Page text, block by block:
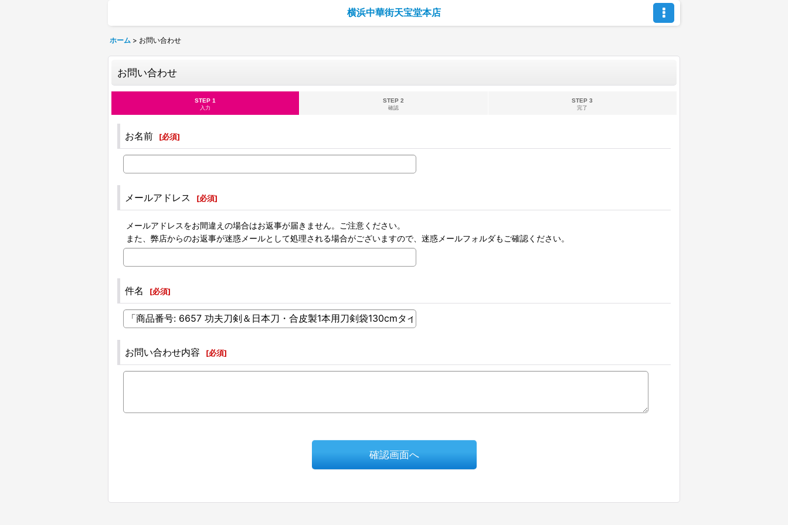
横浜中華街天宝堂本店
ホーム > お問い合わせ
お問い合わせ
STEP 1
入力
STEP 2
確認
STEP 3
完了
お名前 [必須]
メールアドレス [必須]
メールアドレスをお間違えの場合はお返事が届きません。ご注意ください。
また、弊店からのお返事が迷惑メールとして処理される場合がございますので、迷惑メールフォルダもご確認ください。
件名 [必須]
お問い合わせ内容 [必須]
確認画面へ